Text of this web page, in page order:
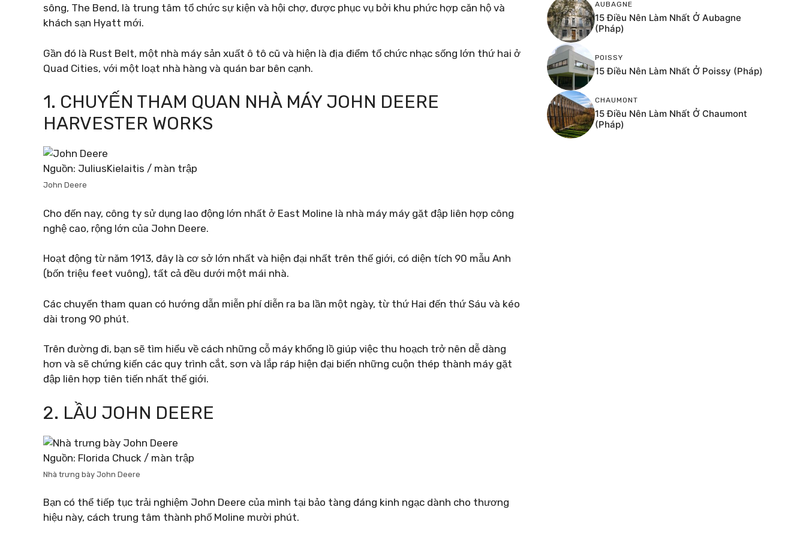
sông, The Bend, là trung tâm tổ chức sự kiện và hội chợ, được phục vụ bởi khu phức hợp căn hộ và
khách sạn Hyatt mới.
Gần đó là Rust Belt, một nhà máy sản xuất ô tô cũ và hiện là địa điểm tổ chức nhạc sống lớn thứ hai ở
Quad Cities, với một loạt nhà hàng và quán bar bên cạnh.
1. CHUYẾN THAM QUAN NHÀ MÁY JOHN DEERE
HARVESTER WORKS
Nguồn: JuliusKielaitis / màn trập
John Deere
Cho đến nay, công ty sử dụng lao động lớn nhất ở East Moline là nhà máy máy gặt đập liên hợp công
nghệ cao, rộng lớn của John Deere.
Hoạt động từ năm 1913, đây là cơ sở lớn nhất và hiện đại nhất trên thế giới, có diện tích 90 mẫu Anh
(bốn triệu feet vuông), tất cả đều dưới một mái nhà.
Các chuyến tham quan có hướng dẫn miễn phí diễn ra ba lần một ngày, từ thứ Hai đến thứ Sáu và kéo
dài trong 90 phút.
Trên đường đi, bạn sẽ tìm hiểu về cách những cỗ máy khổng lồ giúp việc thu hoạch trở nên dễ dàng
hơn và sẽ chứng kiến ​​các quy trình cắt, sơn và lắp ráp hiện đại biến những cuộn thép thành máy gặt
đập liên hợp tiên tiến nhất thế giới.
2. LẦU JOHN DEERE
Nguồn: Florida Chuck / màn trập
Nhà trưng bày John Deere
Bạn có thể tiếp tục trải nghiệm John Deere của mình tại bảo tàng đáng kinh ngạc dành cho thương
hiệu này, cách trung tâm thành phố Moline mười phút.
AUBAGNE
15 Điều Nên Làm Nhất Ở Aubagne
(Pháp)
POISSY
15 Điều Nên Làm Nhất Ở Poissy (Pháp)
CHAUMONT
15 Điều Nên Làm Nhất Ở Chaumont
(Pháp)